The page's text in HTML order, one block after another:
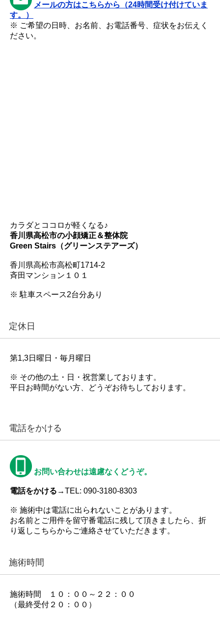
メールの方はこちらから（24時間受け付けていま
す。）
※ ご希望の日時、お名前、お電話番号、症状をお伝えく
ださい。
カラダとココロが軽くなる♪
香川県高松市の小顔矯正＆整体院
Green Stairs（グリーンステアーズ）
香川県高松市高松町1714-2
斉田マンション１０１
※ 駐車スペース2台分あり
定休日
第1,3日曜日・毎月曜日
※ その他の土・日・祝営業しております。
平日お時間がない方、どうぞお待ちしております。
電話をかける
お問い合わせは遠慮なくどうぞ。
電話をかける→TEL: 090-3180-8303
※ 施術中は電話に出られないことがあります。
お名前とご用件を留守番電話に残して頂きましたら、折
り返しこちらからご連絡させていただきます。
施術時間
施術時間 １０：００～２２：００
（最終受付２０：００）